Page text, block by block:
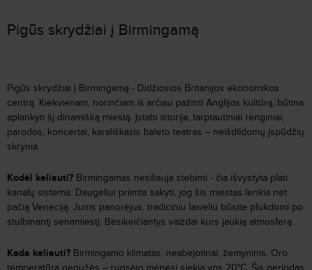
Pigūs skrydžiai į Birmingamą
Pigūs skrydžiai į Birmingamą - Didžiosios Britanijos ekonomikos
centrą. Kiekvienam, norinčiam iš arčiau pažinti Anglijos kultūrą, būtina
aplankyti šį dinamišką miestą. Įstabi istorija, tarptautiniai renginiai,
parodos, koncertai, karališkasis baleto teatras – neišdildomų įspūdžių
skrynia.
Kodėl keliauti? Birmingamas nesiliauja stebinti - čia išvystyta plati
kanalų sistema. Daugeliui priimta sakyti, jog šis miestas lenkia net
pačią Veneciją. Jums panorėjus, tradiciniu laiveliu būsite plukdomi po
stulbinantį senamiestį. Besikeičiantys vaizdai kurs jaukią atmosferą.
Kada keliauti? Birmingamo klimatas, neabejotinai, žemyninis. Oro
temperatūra gegužės – rugsėjo mėnesį siekia vos 20°C. Šis periodas